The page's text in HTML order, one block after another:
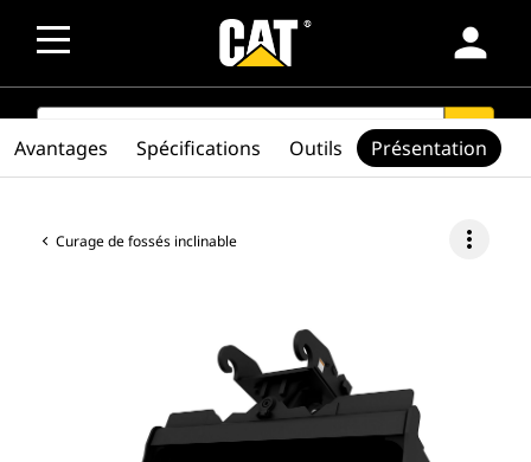
person
SEARCH search
Curage de fossés inclinable more_vert
Avantages Spécifications Outils Présentation